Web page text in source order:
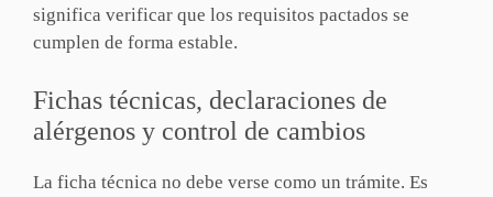
significa verificar que los requisitos pactados se
cumplen de forma estable.
Fichas técnicas, declaraciones de
alérgenos y control de cambios
La ficha técnica no debe verse como un trámite. Es